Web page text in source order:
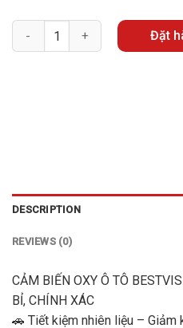
Đặt
DESCRIPTION
REVIEWS (0)
CẢM BIẾN OXY Ô TÔ
BỈ, CHÍNH XÁC
🚗 Tiết kiệm nhiên liệu –